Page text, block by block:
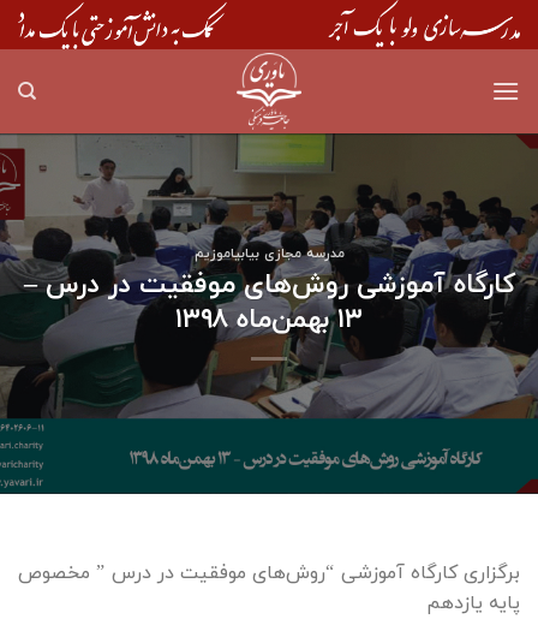
Skip
to
مدرسه مجازی بیابیاموزیم
کارگاه آموزشی روش‌های موفقیت در درس –
۱۳ بهمن‌ماه ۱۳۹۸
برگزاری کارگاه آموزشی “روش‌های موفقیت در درس ” مخصوص
پایه یازدهم